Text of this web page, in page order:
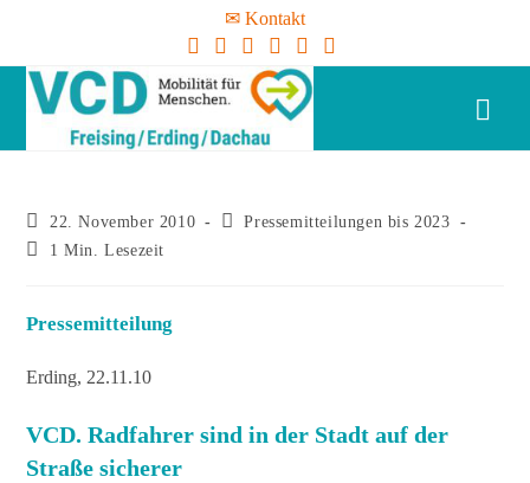
✉ Kontakt
22. November 2010
Pressemitteilungen bis 2023
1 Min. Lesezeit
Pressemitteilung
Erding, 22.11.10
VCD. Radfahrer sind in der Stadt auf der
Straße sicherer